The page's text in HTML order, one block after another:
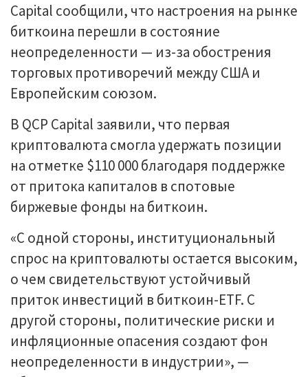
Capital сообщили, что настроения на рынке
биткоина перешли в состояние
неопределенности — из-за обострения
торговых противоречий между США и
Европейским союзом.
В QCP Capital заявили, что первая
криптовалюта смогла удержать позиции
на отметке $110 000 благодаря поддержке
от притока капиталов в спотовые
биржевые фонды на биткоин.
«С одной стороны, институциональный
спрос на криптовалюты остается высоким,
о чем свидетельствуют устойчивый
приток инвестиций в биткоин-ETF. С
другой стороны, политические риски и
инфляционные опасения создают фон
неопределенности в индустрии», —